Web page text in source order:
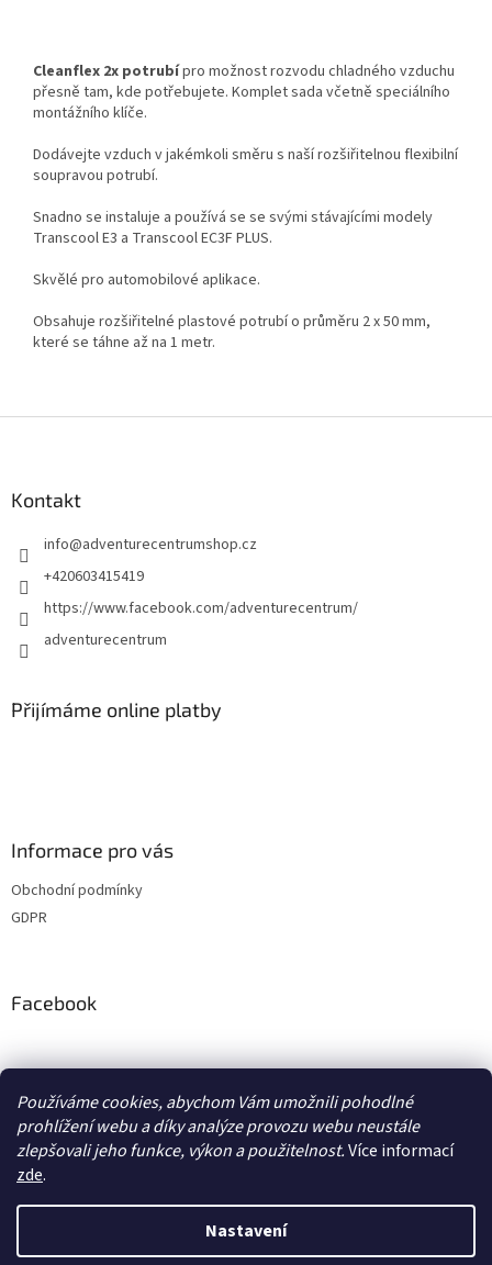
Používáme cookies, abychom Vám umožnili pohodlné
prohlížení webu a díky analýze provozu webu neustále
zlepšovali jeho funkce, výkon a použitelnost.Více informací
zde.
Nastavení
Cleanflex 2x potrubípro možnost rozvodu chladného vzduchu
přesně tam, kde potřebujete. Komplet sada včetně speciálního
montážního klíče.
Dodávejte vzduch v jakémkoli směru s naší rozšiřitelnou flexibilní
soupravou potrubí.
Snadno se instaluje a používá se se svými stávajícími modely
Transcool E3 a Transcool EC3F PLUS.
Skvělé pro automobilové aplikace.
Obsahuje rozšiřitelné plastové potrubí o průměru 2 x 50 mm,
které se táhne až na 1 metr.
Kontakt
info@adventurecentrumshop.cz
+420603415419
https://www.facebook.com/adventurecentrum/
adventurecentrum
Přijímáme online platby
Informace pro vás
Obchodní podmínky
GDPR
Facebook
skotti-grill-cz.eu transcool.cz